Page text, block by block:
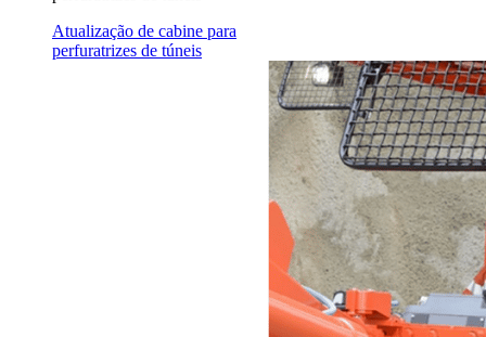
Atualização de cabine para
perfuratrizes de túneis